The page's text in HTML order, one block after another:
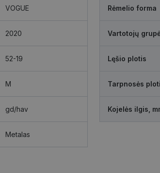
VOGUE
2020
52-19
M
gd/hav
Metalas
Rėmelio forma
Vartotojų
Lęšio plotis
Tarpnosės
Kojelės ilgis,